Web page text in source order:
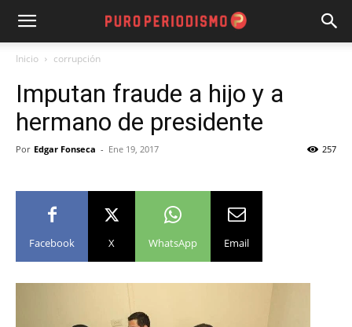
Inicio corrupción
Imputan fraude a hijo y a
hermano de presidente
Por Edgar Fonseca - Ene 19, 2017 257
Facebook X WhatsApp Email